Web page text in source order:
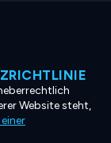
Website steht,